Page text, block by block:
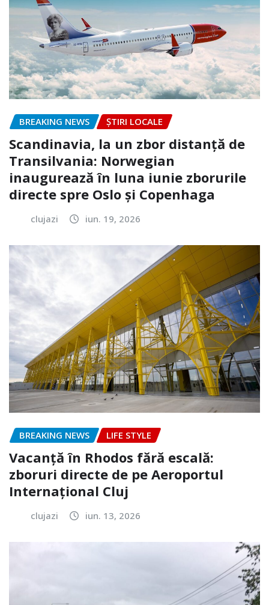
BREAKING NEWS ȘTIRI LOCALE
Scandinavia, la un zbor distanță de
Transilvania: Norwegian
inaugurează în luna iunie zborurile
directe spre Oslo și Copenhaga
clujazi iun. 19, 2026
BREAKING NEWS LIFE STYLE
Vacanță în Rhodos fără escală:
zboruri directe de pe Aeroportul
Internațional Cluj
clujazi iun. 13, 2026